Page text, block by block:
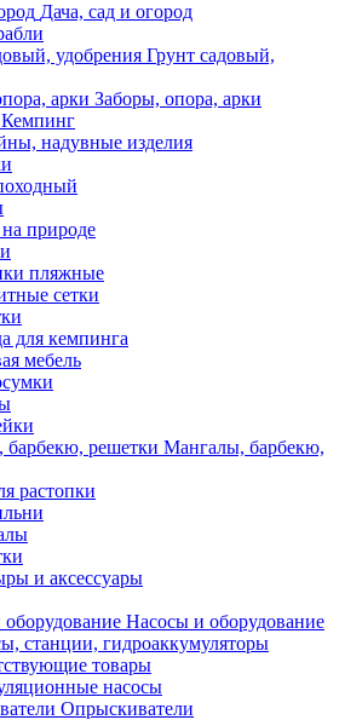
Дача, сад и огород
Грунт садовый,
Заборы, опора, арки
Кемпинг
надувные изделия
природе
пляжные
сетки
для кемпинга
мебель
Мангалы, барбекю,
растопки
и аксессуары
Насосы и оборудование
станции, гидроаккумуляторы
товары
насосы
Опрыскиватели